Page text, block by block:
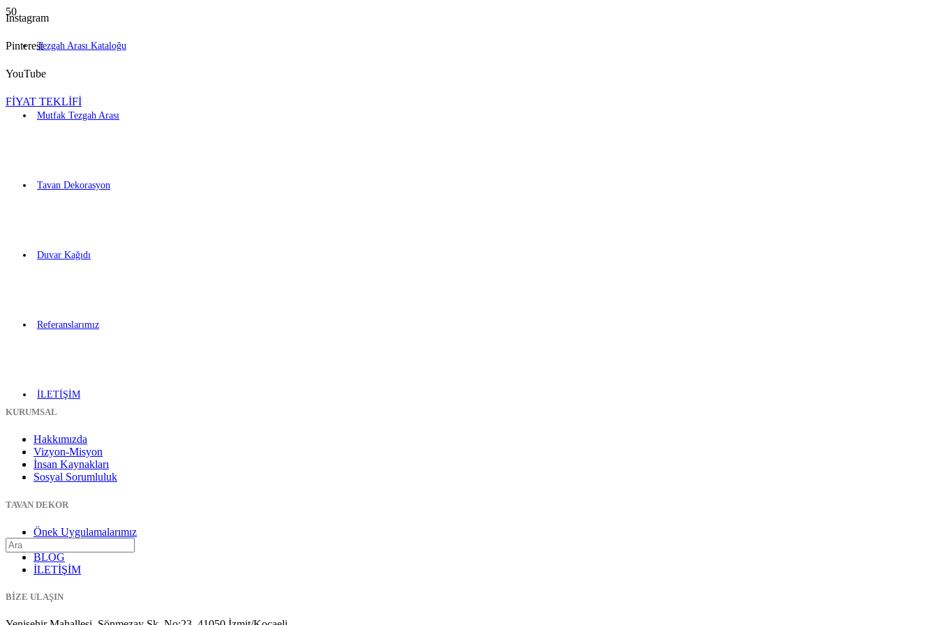
Instagram
Pinterest
YouTube
FİYAT TEKLİFİ
Tezgah Arası Kataloğu
Mutfak Tezgah Arası
Tavan Dekorasyon
Duvar Kağıdı
Referanslarımız
İLETİŞİM
KURUMSAL
Hakkımızda
Vizyon-Misyon
İnsan Kaynakları
Sosyal Sorumluluk
TAVAN DEKOR
Önek Uygulamalarımız
BLOG
İLETİŞİM
BİZE ULAŞIN